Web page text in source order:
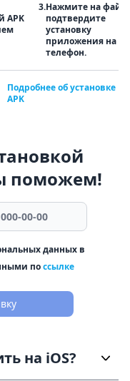
APK
3.Нажмите на файл
подтвердите
установку
приложения на
телефон.
Подробнее об установке
APK
поможем!
данных в
поссылке
на iOS?